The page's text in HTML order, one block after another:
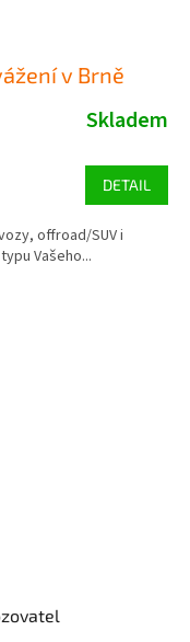
v Brně
Skladem
DETAIL
offroad/SUV i
Vašeho...